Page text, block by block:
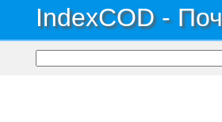
IndexCOD -